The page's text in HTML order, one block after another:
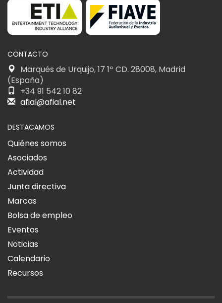
CONTACTO
Marqués de Urquijo, 17 1º CD. 28008, Madrid
(España)
+34 91 542 10 82
afial@afial.net
DESTACAMOS
Quiénes somos
Asociados
Actividad
Junta directiva
Marcas
Bolsa de empleo
Eventos
Noticias
Calendario
Recursos